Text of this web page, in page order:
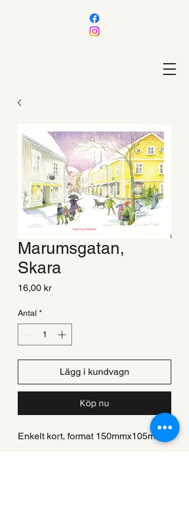
Marumsgatan,
Skara
16,00 krPris
Antal *
Lägg i kundvagn
Köp nu
Enkelt kort, format 150mmx105mm